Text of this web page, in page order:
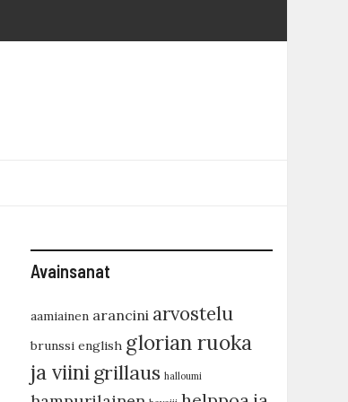
Avainsanat
aamiainen arancini arvostelu
brunssi english glorian ruoka
ja viinigrillaus halloumi